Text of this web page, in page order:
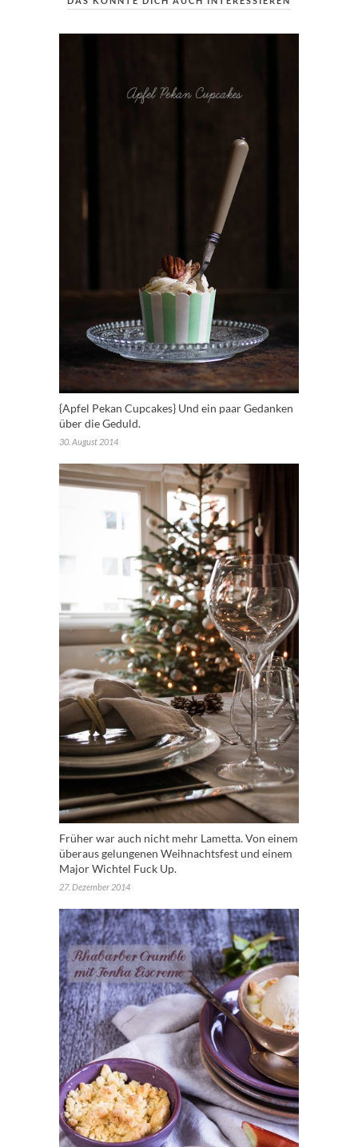
{Apfel Pekan Cupcakes} Und ein paar Gedanken
über die Geduld.
30. August 2014
Früher war auch nicht mehr Lametta. Von einem
überaus gelungenen Weihnachtsfest und einem
Major Wichtel Fuck Up.
27. Dezember 2014